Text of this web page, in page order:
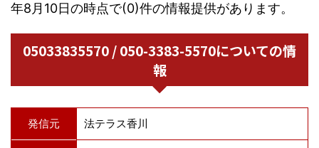
年8月10日の時点で(0)件の情報提供があります。
05033835570 / 050-3383-5570についての情
報
発信元 法テラス香川